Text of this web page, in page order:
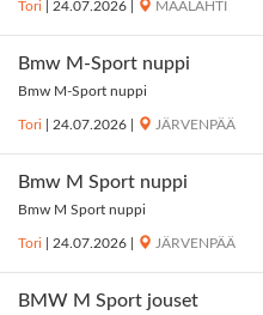
Tori 24.07.2026 MAALAHTI
Bmw M-Sport nuppi
Bmw M-Sport nuppi
Tori 24.07.2026 JÄRVENPÄÄ
Bmw M Sport nuppi
Bmw M Sport nuppi
Tori 24.07.2026 JÄRVENPÄÄ
BMW M Sport jouset